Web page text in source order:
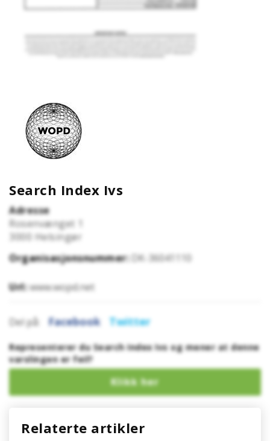
Search Index Ivs
Adresse
Rosenvænget 1
3000 Helsingør
Organisasjonsnummer: DK-36041110
Url:www.wopd.net
Del på: Facebook Twitter
Representerer du Search Index Ivs og mener at denne
varslingen er feil?
Relaterte artikler